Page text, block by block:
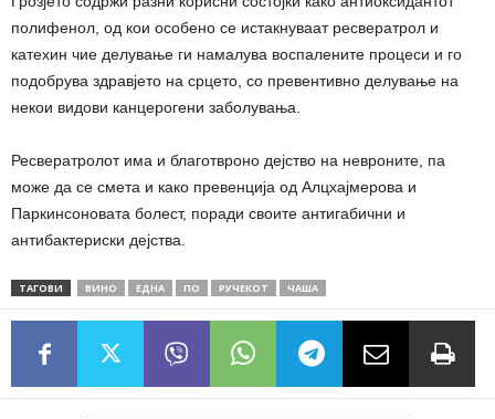
полифенол, од кои особено се истакнуваат ресвератрол и
катехин чие делување ги намалува воспалените процеси и го
подобрува здравјето на срцето, со превентивно делување на
некои видови канцерогени заболувања.
Ресвератролот има и благотвроно дејство на невроните, па
може да се смета и како превенција од Алцхајмерова и
Паркинсоновата болест, поради своите антигабични и
антибактериски дејства.
ТАГОВИ ВИНО ЕДНА ПО РУЧЕКОТ ЧАША